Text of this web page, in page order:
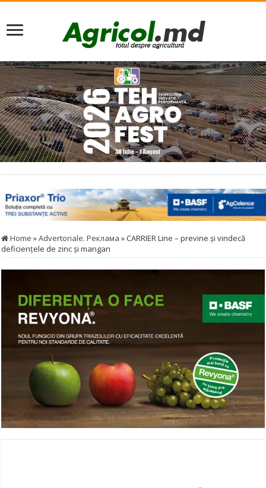
Home »Advertoriale. Реклама »CARRIER Line – previne și vindecă
deficiențele de zinc și mangan